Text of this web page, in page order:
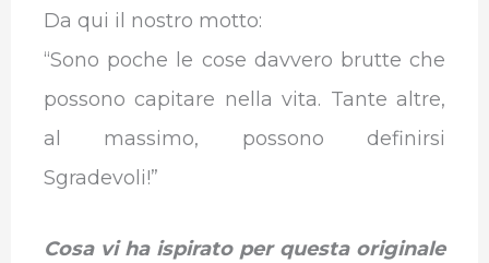
Da qui il nostro motto:
“Sono poche le cose davvero brutte che
possono capitare nella vita. Tante altre,
al massimo, possono definirsi
Sgradevoli!”
Cosa vi ha ispirato per questa originale